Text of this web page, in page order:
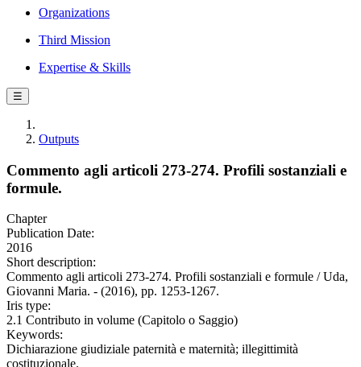
Organizations
Third Mission
Expertise & Skills
☰
Outputs
Commento agli articoli 273-274. Profili sostanziali e
formule.
Chapter
Publication Date:
2016
Short description:
Commento agli articoli 273-274. Profili sostanziali e formule / Uda,
Giovanni Maria. - (2016), pp. 1253-1267.
Iris type:
2.1 Contributo in volume (Capitolo o Saggio)
Keywords:
Dichiarazione giudiziale paternità e maternità; illegittimità
costituzionale.